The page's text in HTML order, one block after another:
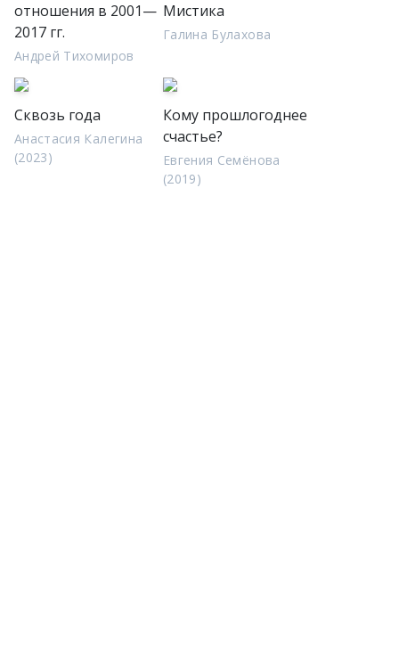
отношения в 2001—
2017 гг.
Андрей Тихомиров
Мистика
Галина Булахова
Сквозь года
Анастасия Калегина
(2023)
Кому прошлогоднее
счастье?
Евгения Семёнова
(2019)